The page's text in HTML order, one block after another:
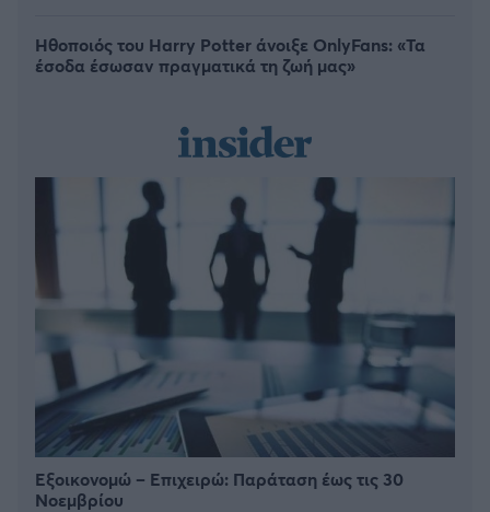
Ηθοποιός του Harry Potter άνοιξε OnlyFans: «Τα
έσοδα έσωσαν πραγματικά τη ζωή μας»
Εξοικονομώ – Επιχειρώ: Παράταση έως τις 30
Νοεμβρίου